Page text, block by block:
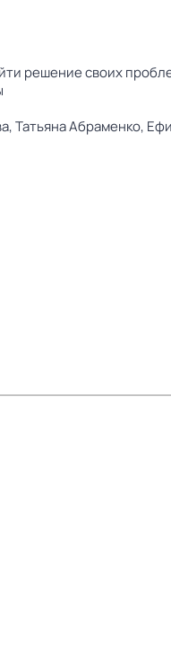
решение своих
Татьяна Абраменко,